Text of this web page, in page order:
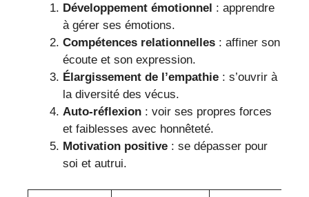
Développement émotionnel : apprendre
à gérer ses émotions.
Compétences relationnelles : affiner son
écoute et son expression.
Élargissement de l’empathie : s’ouvrir à
la diversité des vécus.
Auto-réflexion : voir ses propres forces
et faiblesses avec honnêteté.
Motivation positive : se dépasser pour
soi et autrui.